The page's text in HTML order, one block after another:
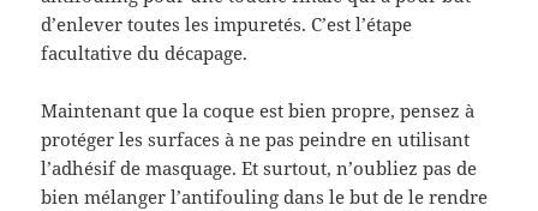
d’enlever toutes les impuretés. C’est l’étape
facultative du décapage.
Maintenant que la coque est bien propre, pensez à
protéger les surfaces à ne pas peindre en utilisant
l’adhésif de masquage. Et surtout, n’oubliez pas de
bien mélanger l’antifouling dans le but de le rendre